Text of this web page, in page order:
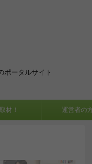
ポータルサイト
材！ 運営者の